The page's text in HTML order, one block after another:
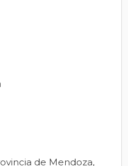
de Mendoza,